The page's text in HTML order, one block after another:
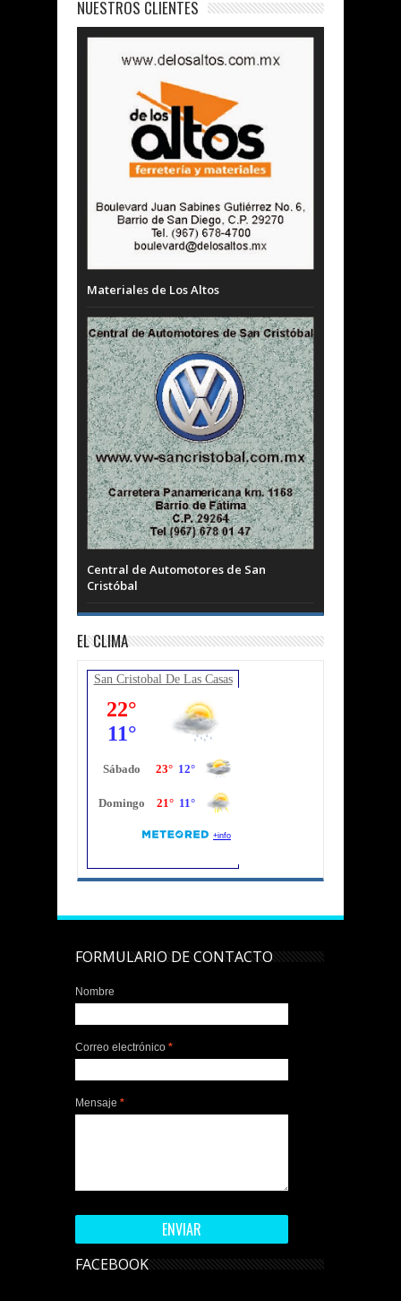
NUESTROS CLIENTES
Materiales de Los Altos
Central de Automotores de San
Cristóbal
EL CLIMA
San Cristobal De Las Casas
FORMULARIO DE CONTACTO
Nombre
Correo electrónico *
Mensaje *
FACEBOOK